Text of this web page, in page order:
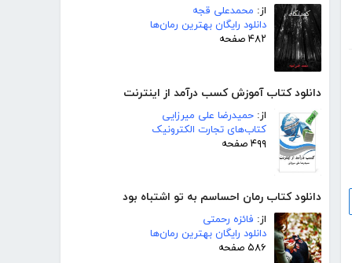
از: محمدعلی قجه
دانلود رایگان بهترین رمان‌ها
۴۸۲ صفحه
دانلود کتاب آموزش کسب درآمد از اینترنت
از: حمیدرضا علی میرزایی
کتاب‌های تجارت الکترونیک
۴۹۹ صفحه
دانلود کتاب رمان احساسم به تو اشتباه بود
از: فائزه رحمتی
دانلود رایگان بهترین رمان‌ها
۵۸۶ صفحه